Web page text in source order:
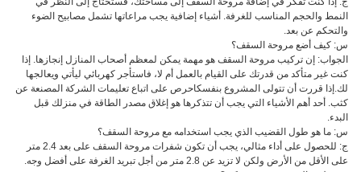
النمط والحجم المناسب للغرفة. أشياء إضافية يجب مراعاتها تشمل مصابيح الضوء
والتحكم عن بعد.
س: كيف أضع مروحة السقف؟
الجواب: إن تركيب مروحة السقف هو مهمة يمكن لمعظم أصحاب المنازل إنجازها. إذا
كنت غير متأكد من قدرتك على القيام بالعمل أم لا، فاستأجر كهربائي ليأتي ويعالجها
لك.إذا قررت أن تتولى المشروع بنفسكاحرص على اتباع تعليمات الشركة المصنعة عن
كثب. أحد أهم الأشياء التي يجب أن تتذكرها هو إغلاق مصدر الطاقة في منزلك قبل
البدء.
س: ما هو طول القضيب الذي يجب استخدامه مع مروحة السقف؟
ج: للحصول على أداء مثالي، يجب أن تكون شفرات مروحة السقف على بعد 2.4 متر
على الأقل من الأرض ولكن لا تزيد عن 2.8 متر من أجل تبريد الغرفة على أفضل وجه.